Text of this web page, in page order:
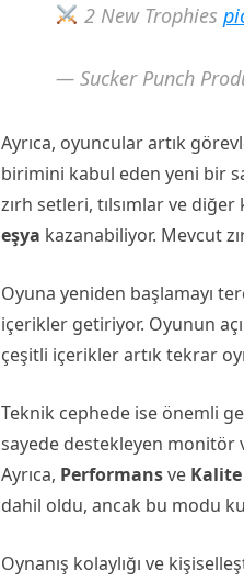
2 New Trophies
— Sucker Punch
Ayrıca, oyuncular artık
birimini kabul eden yeni bir
zırh setleri, tılsımlar ve
eşya kazanabiliyor. Mevcut
Oyuna yeniden başlamayı
içerikler getiriyor. Oyunun
çeşitli içerikler artık tekrar
Teknik cephede ise önemli
sayede destekleyen monitör
Ayrıca, Performansve Kalite
dahil oldu, ancak bu modu
Oynanış kolaylığı ve